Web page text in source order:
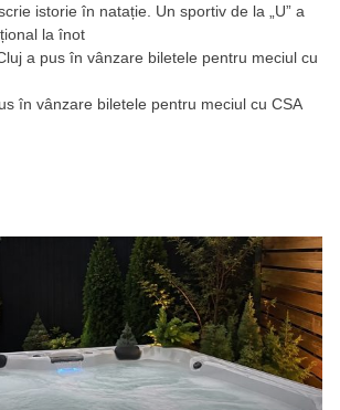
istorie în natație. Un sportiv de la „U” a
la înot
Cluj a pus în vânzare biletele pentru meciul cu
în vânzare biletele pentru meciul cu CSA